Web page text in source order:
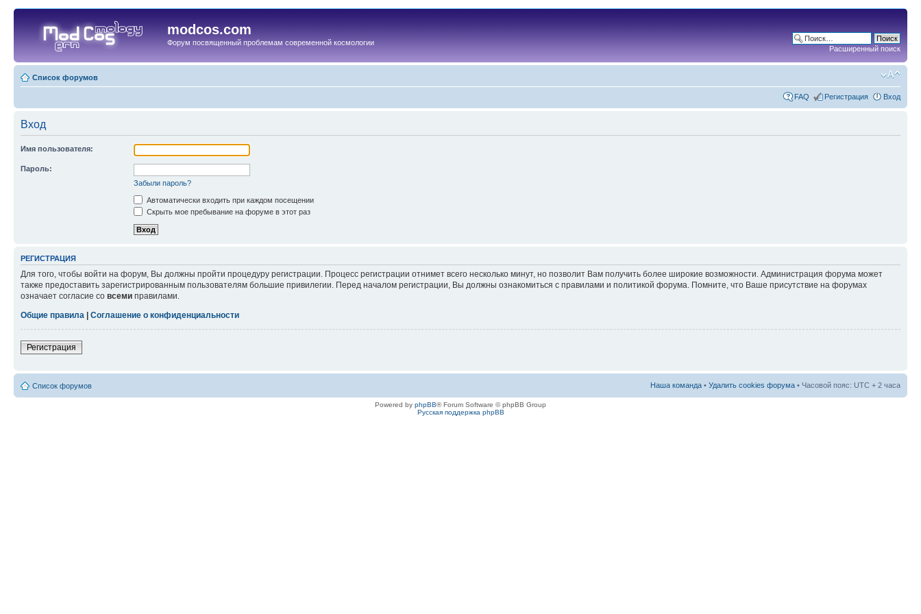
modcos.com
Форум посвященный проблемам современной космологии
Расширенный поиск
Список форумов
FAQ Регистрация Вход
Вход
Имя пользователя:
Пароль:
Забыли пароль?
Автоматически входить при каждом посещении
Скрыть мое пребывание на форуме в этот раз
РЕГИСТРАЦИЯ
Для того, чтобы войти на форум, Вы должны пройти процедуру регистрации. Процесс регистрации отнимет всего несколько минут, но позволит Вам получить более широкие возможности. Администрация форума может
также предоставить зарегистрированным пользователям большие привилегии. Перед началом регистрации, Вы должны ознакомиться с правилами и политикой форума. Помните, что Ваше присутствие на форумах
означает согласие со всеми правилами.
Общие правила
Соглашение о конфиденциальности
Регистрация
Список форумов Наша команда • Удалить cookies форума • Часовой пояс: UTC + 2 часа
Powered by phpBB® Forum Software © phpBB Group
Русская поддержка phpBB